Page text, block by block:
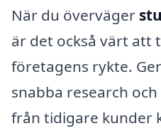
När du överväger
är det också värt att
företagens rykte.
snabba research
från tidigare kunder